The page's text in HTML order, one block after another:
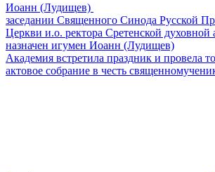
Иоанн (Лудищев)
заседании Священного Синода Русской
Церкви и.о. ректора Сретенской
назначен игумен Иоанн (Лудищев)
Академия встретила праздник и провела
актовое собрание в честь